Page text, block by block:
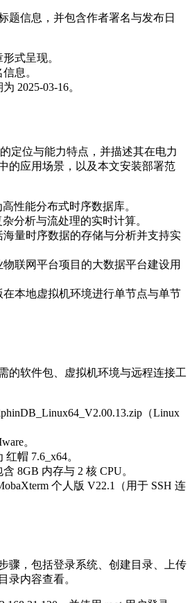
题信息，并包含作者署名与发布日
式呈现。
息。
2025-03-16。
定位与能力特点，并描述其在电力
的应用场景，以及本文安装部署范
性能分布式时序数据库。
分析与流处理的实时计算。
海量时序数据的存储与分析并支持实
联网平台项目的大数据平台建设用
本地虚拟机环境进行单节点与单节
的软件包、虚拟机环境与远程连接工
（Linux
。
帽 7.6_x64。
8GB 内存与 2 核 CPU。
个人版 V22.1（用于 SSH 连
骤，包括登录系统、创建目录、上传
录内容查看。